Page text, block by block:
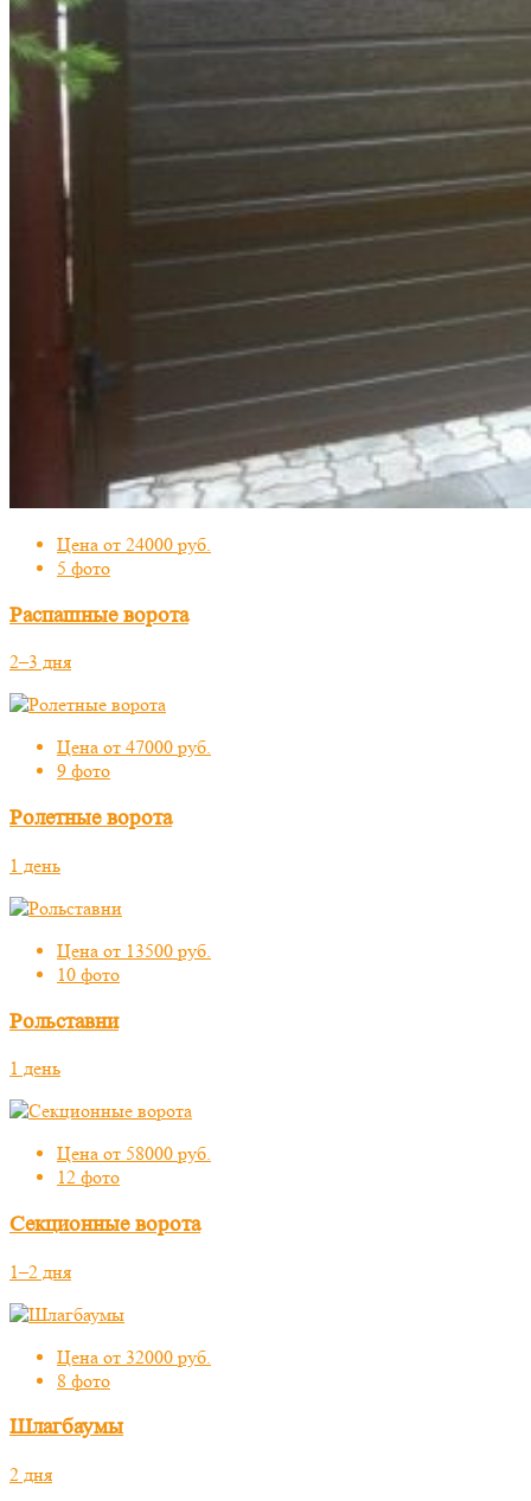
Цена от 24000 руб.
5 фото
Распашные ворота
2–3 дня
Цена от 47000 руб.
9 фото
Ролетные ворота
1 день
Цена от 13500 руб.
10 фото
Рольставни
1 день
Цена от 58000 руб.
12 фото
Секционные ворота
1–2 дня
Цена от 32000 руб.
8 фото
Шлагбаумы
2 дня